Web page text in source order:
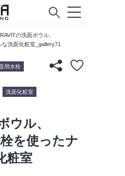
の洗面ボウル、
洗面化粧室_gallery71
用水栓
洗面化粧室
ウル、
を使ったナ
粧室